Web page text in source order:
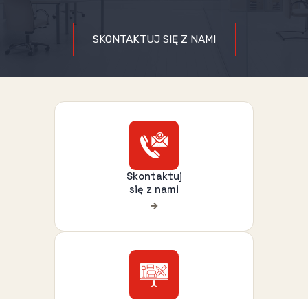
SKONTAKTUJ SIĘ Z NAMI
Skontaktuj
się z nami